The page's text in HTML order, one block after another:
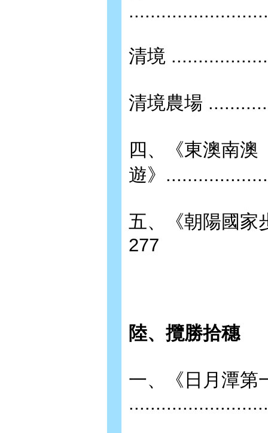
清境
清境農場
四、《東澳南澳
遊》
五、《朝陽國
277
陸、攬勝拾穗
一、《日月潭第